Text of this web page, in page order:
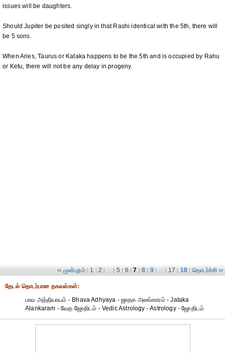
issues will be daughters.
Should Jupiter be posited singly in that Rashi identical with the 5th, there will
be 5 sons.
When Aries, Taurus or Kataka happens to be the 5th and is occupied by Rahu
or Ketu, there will not be any delay in progeny.
‹‹ முன்புறம் | 1 | 2 | ... | 5 | 6 | 7 | 8 | 9 | ... | 17 | 18 | தொடர்ச்சி ››
தேட‌ல் தொட‌ர்பான தகவ‌ல்க‌ள்:
பாவ அத்தியாயம் - Bhava Adhyaya - ஜாதக அலங்காரம் - Jataka
Alankaram - வேத ஜோதிடம் - Vedic Astrology - Astrology - ஜோதிடம்